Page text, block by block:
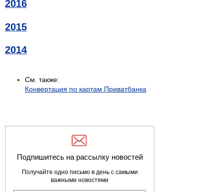
2016
2015
2014
См. также:
Конвертация по картам Приватбанка
Подпишитесь на рассылку новостей
Получайте одно письмо в день с самыми
важными новостями